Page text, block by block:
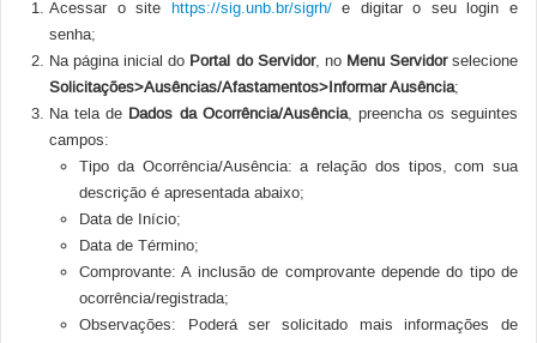
Acessar o site https://sig.unb.br/sigrh/e digitar o seu login e
senha;
Na página inicial do Portal do Servidor, no Menu Servidorselecione
Solicitações>Ausências/Afastamentos>Informar Ausência;
Na tela de Dados da Ocorrência/Ausência, preencha os seguintes
campos:
Tipo da Ocorrência/Ausência: a relação dos tipos, com sua
descrição é apresentada abaixo;
Data de Início;
Data de Término;
Comprovante: A inclusão de comprovante depende do tipo de
ocorrência/registrada;
Observações: Poderá ser solicitado mais informações de